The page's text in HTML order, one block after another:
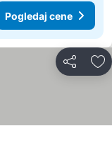
Pogledaj cene
Deli